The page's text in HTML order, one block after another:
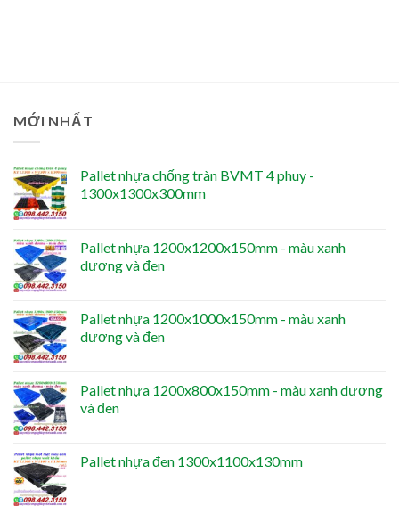
MỚI NHẤT
Pallet nhựa chống tràn BVMT 4 phuy -
1300x1300x300mm
Pallet nhựa 1200x1200x150mm - màu xanh
dương và đen
Pallet nhựa 1200x1000x150mm - màu xanh
dương và đen
Pallet nhựa 1200x800x150mm - màu xanh dương
và đen
Pallet nhựa đen 1300x1100x130mm